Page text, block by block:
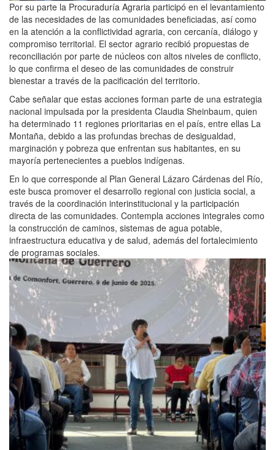
Por su parte la Procuraduría Agraria participó en el levantamiento
de las necesidades de las comunidades beneficiadas, así como
en la atención a la conflictividad agraria, con cercanía, diálogo y
compromiso territorial. El sector agrario recibió propuestas de
reconciliación por parte de núcleos con altos niveles de conflicto,
lo que confirma el deseo de las comunidades de construir
bienestar a través de la pacificación del territorio.
Cabe señalar que estas acciones forman parte de una estrategia
nacional impulsada por la presidenta Claudia Sheinbaum, quien
ha determinado 11 regiones prioritarias en el país, entre ellas La
Montaña, debido a las profundas brechas de desigualdad,
marginación y pobreza que enfrentan sus habitantes, en su
mayoría pertenecientes a pueblos indígenas.
En lo que corresponde al Plan General Lázaro Cárdenas del Río,
este busca promover el desarrollo regional con justicia social, a
través de la coordinación interinstitucional y la participación
directa de las comunidades. Contempla acciones integrales como
la construcción de caminos, sistemas de agua potable,
infraestructura educativa y de salud, además del fortalecimiento
de programas sociales.